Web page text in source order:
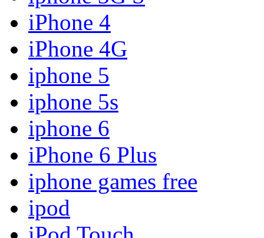
iPhone 4
iPhone 4G
iphone 5
iphone 5s
iphone 6
iPhone 6 Plus
iphone games free
ipod